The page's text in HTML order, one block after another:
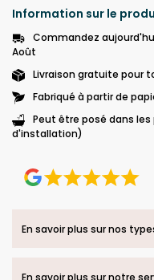
Information sur le
Commandez
Août
Livraison gratuite pour
Fabriqué à partir de
Peut être posé dans
d'installation)
En savoir plus sur nos
En savoir plus sur notre